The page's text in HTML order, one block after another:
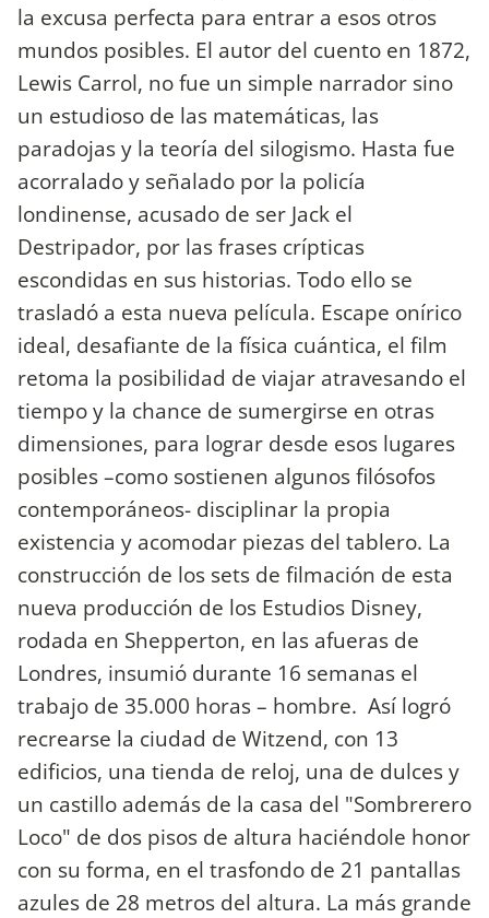
la excusa perfecta para entrar a esos otros
mundos posibles. El autor del cuento en 1872,
Lewis Carrol, no fue un simple narrador sino
un estudioso de las matemáticas, las
paradojas y la teoría del silogismo. Hasta fue
acorralado y señalado por la policía
londinense, acusado de ser Jack el
Destripador, por las frases crípticas
escondidas en sus historias. Todo ello se
trasladó a esta nueva película. Escape onírico
ideal, desafiante de la física cuántica, el film
retoma la posibilidad de viajar atravesando el
tiempo y la chance de sumergirse en otras
dimensiones, para lograr desde esos lugares
posibles –como sostienen algunos filósofos
contemporáneos- disciplinar la propia
existencia y acomodar piezas del tablero. La
construcción de los sets de filmación de esta
nueva producción de los Estudios Disney,
rodada en Shepperton, en las afueras de
Londres, insumió durante 16 semanas el
trabajo de 35.000 horas – hombre. Así logró
recrearse la ciudad de Witzend, con 13
edificios, una tienda de reloj, una de dulces y
un castillo además de la casa del "Sombrerero
Loco" de dos pisos de altura haciéndole honor
con su forma, en el trasfondo de 21 pantallas
azules de 28 metros del altura. La más grande